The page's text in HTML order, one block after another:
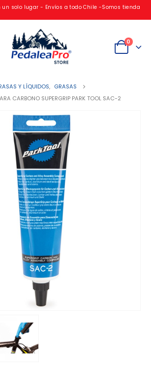
un solo lugar - Envíos a todo Chile -Somos tienda
0
Y LÍQUIDOS, GRASAS
CARBONO SUPERGRIP PARK TOOL SAC-2